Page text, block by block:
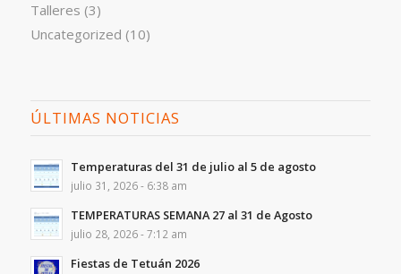
Talleres (3)
Uncategorized (10)
ÚLTIMAS NOTICIAS
Temperaturas del 31 de julio al 5 de agosto
julio 31, 2026 - 6:38 am
TEMPERATURAS SEMANA 27 al 31 de Agosto
julio 28, 2026 - 7:12 am
Fiestas de Tetuán 2026